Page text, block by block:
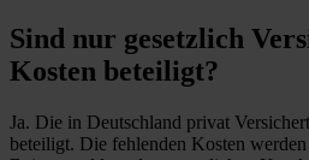
Sind nur gesetzlich
Kosten beteiligt?
Ja. Die in Deutschland privat
beteiligt. Die fehlenden Kosten